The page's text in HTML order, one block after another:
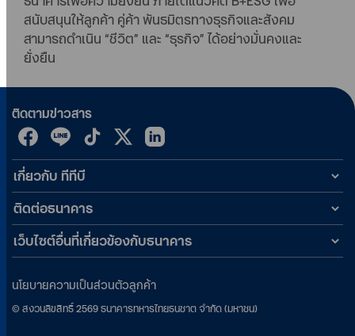
สนับสนุนให้ลูกค้า คู่ค้า พันธมิตรทางธุรกิจและสังคม
สามารถดำเนิน “ชีวิต” และ “ธุรกิจ” ได้อย่างมั่นคงและ
ยั่งยืน
ติดตามข่าวสาร
เกี่ยวกับ ทีทีบี
ติดต่อธนาคาร
เว็บไซต์อื่นที่เกี่ยวข้องกับธนาคาร
© สงวนลิขสิทธิ์2569ธนาคารทหารไทยธนชาต จำกัด (มหาชน)
นโยบายความเป็นส่วนตัวลูกค้า